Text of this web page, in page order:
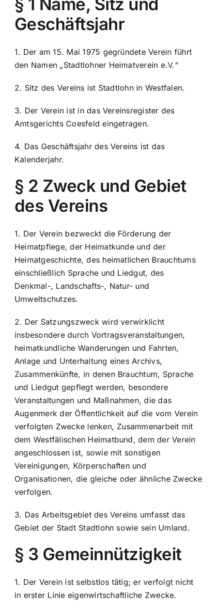
Geschäftsjahr
1. Der am 15. Mai 1975 gegründete Verein führt
den Namen „Stadtlohner Heimatverein e.V.“
2. Sitz des Vereins ist Stadtlohn in Westfalen.
3. Der Verein ist in das Vereinsregister des
Amtsgerichts Coesfeld eingetragen.
4. Das Geschäftsjahr des Vereins ist das
Kalenderjahr.
§ 2 Zweck und Gebiet
des Vereins
1. Der Verein bezweckt die Förderung der
Heimatpflege, der Heimatkunde und der
Heimatgeschichte, des heimatlichen Brauchtums
einschließlich Sprache und Liedgut, des
Denkmal-, Landschafts-, Natur- und
Umweltschutzes.
2. Der Satzungszweck wird verwirklicht
insbesondere durch Vortragsveranstaltungen,
heimatkundliche Wanderungen und Fahrten,
Anlage und Unterhaltung eines Archivs,
Zusammenkünfte, in denen Brauchtum, Sprache
und Liedgut gepflegt werden, besondere
Veranstaltungen und Maßnahmen, die das
Augenmerk der Öffentlichkeit auf die vom Verein
verfolgten Zwecke lenken, Zusammenarbeit mit
dem Westfälischen Heimatbund, dem der Verein
angeschlossen ist, sowie mit sonstigen
Vereinigungen, Körperschaften und
Organisationen, die gleiche oder ähnliche Zwecke
verfolgen.
3. Das Arbeitsgebiet des Vereins umfasst das
Gebiet der Stadt Stadtlohn sowie sein Umland.
§ 3 Gemeinnützigkeit
1. Der Verein ist selbstlos tätig; er verfolgt nicht
in erster Linie eigenwirtschaftliche Zwecke.